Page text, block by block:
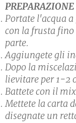
PREPARAZIONE
Portate l'acqua
con la frusta
parte.
Aggiungete gli
Dopo la
lievitare per 1-2
Battete con il
Mettete la carta
disegnate un